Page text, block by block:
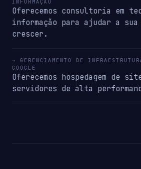
INFORMAÇÃO
Oferecemos consultoria em
informação para ajudar a sua
crescer.
→ GERENCIAMENTO DE
GOOGLE
Oferecemos hospedagem de
servidores de alta